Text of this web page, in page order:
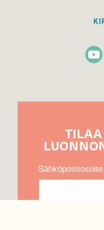
TILAA
Sähköpostiosoite